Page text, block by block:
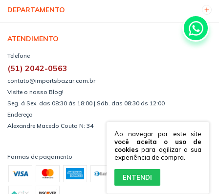
Ao navegar por este site
você aceita o uso de
cookies para agilizar a sua
experiência de compra.
ENTENDI
DEPARTAMENTO
ATENDIMENTO
Telefone
(51) 2042-0563
contato@importsbazar.com.br
Visite o nosso Blog!
Seg. á Sex. das 08:30 ás 18:00 | Sáb. das 08:30 ás 12:00
Endereço
Alexandre Macedo Couto N: 34
Formas de pagamento